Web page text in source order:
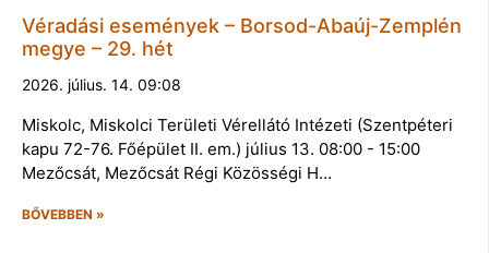
Véradási események – Borsod-Abaúj-Zemplén
megye – 29. hét
2026. július. 14. 09:08
Miskolc, Miskolci Területi Vérellátó Intézeti (Szentpéteri
kapu 72-76. Főépület II. em.) július 13. 08:00 - 15:00
Mezőcsát, Mezőcsát Régi Közösségi H…
BŐVEBBEN »